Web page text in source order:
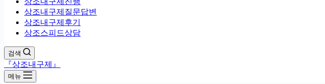
상조내구제질문답변
상조내구제후기
상조스피드상담
검색
『상조내구제』
메뉴